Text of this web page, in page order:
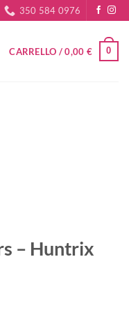
350 584 0976
CARRELLO /0,00 € 0
– Huntrix